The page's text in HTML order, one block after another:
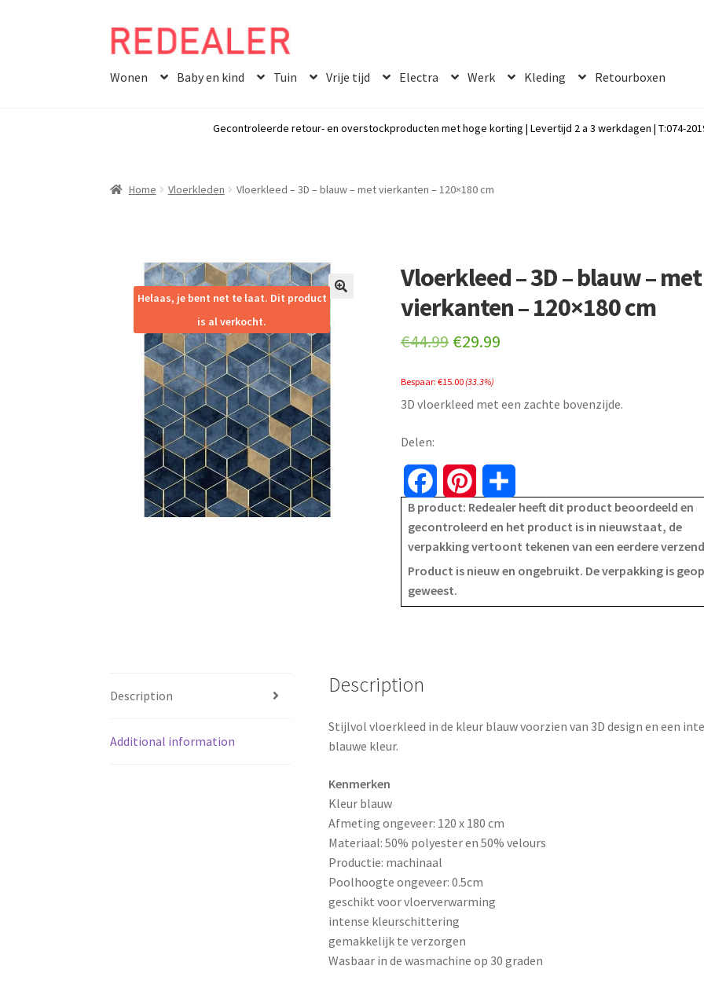
Skip
navigation
Skip
content
Wonen Baby en kind Tuin Vrije tijd Electra Werk Kleding Retourboxen
Gecontroleerde retour- en overstockproducten met hoge korting | Levertijd 2 a 3 werkdagen | T:074-
Home Vloerkleden Vloerkleed – 3D – blauw – met vierkanten – 120×180 cm
Helaas, je bent net te laat. Dit product
is al verkocht.
Vloerkleed – 3D – blauw – met
vierkanten – 120×180 cm
€44.99 Original
was:
€29.99
is:
Bespaar:€15.00(33.3%)
3D vloerkleed met een zachte bovenzijde.
Delen:
a
c
e
i
n
t
h
a
r
B product: Redealer heeft dit product beoordeeld en
gecontroleerd en het product is in nieuwstaat, de
verpakking vertoont tekenen van een eerdere
Product is nieuw en ongebruikt. De verpakking is
geweest.
Description
Additional information
Description
Stijlvol vloerkleed in de kleur blauw voorzien van 3D design en een
blauwe kleur.
Kenmerken
Kleur blauw
Afmeting ongeveer: 120 x 180 cm
Materiaal: 50% polyester en 50% velours
Productie: machinaal
Poolhoogte ongeveer: 0.5cm
geschikt voor vloerverwarming
intense kleurschittering
gemakkelijk te verzorgen
Wasbaar in de wasmachine op 30 graden